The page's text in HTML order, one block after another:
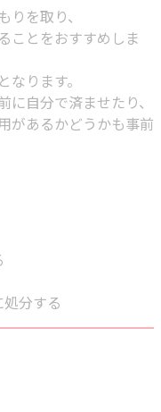
を取り、
ことをおすすめしま
ります。
自分で済ませたり、
があるかどうかも事前
分する